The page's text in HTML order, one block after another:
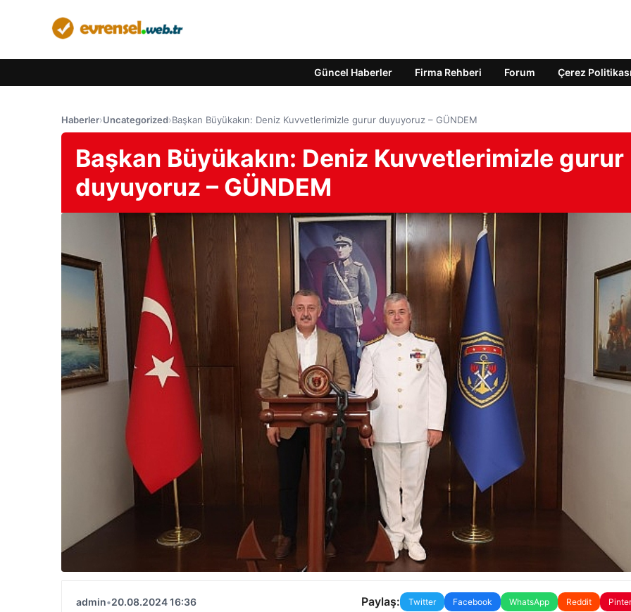
Güncel Haberler Firma Rehberi Forum Çerez Politikası
Haberler›Uncategorized›Başkan Büyükakın: Deniz Kuvvetlerimizle gurur duyuyoruz – GÜNDEM
Başkan Büyükakın: Deniz Kuvvetlerimizle gurur
duyuyoruz – GÜNDEM
admin•20.08.2024 16:36 Paylaş: Twitter Facebook WhatsApp Reddit